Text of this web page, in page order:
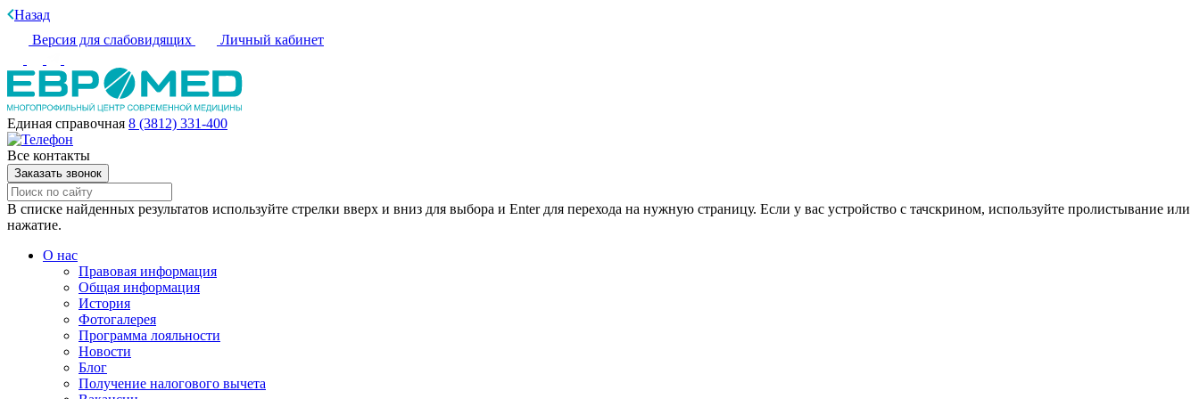
Назад
Версия для слабовидящих
Личный кабинет
Единая справочная 8 (3812) 331-400
Все контакты
Заказать звонок
В списке найденных результатов используйте стрелки вверх и вниз для выбора и Enter для перехода на нужную страницу. Если у вас устройство с тачскрином, используйте пролистывание или
нажатие.
О нас
Правовая информация
Общая информация
История
Фотогалерея
Программа лояльности
Новости
Блог
Получение налогового вычета